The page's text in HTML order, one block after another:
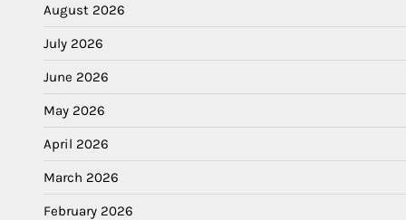
August 2026
July 2026
June 2026
May 2026
April 2026
March 2026
February 2026